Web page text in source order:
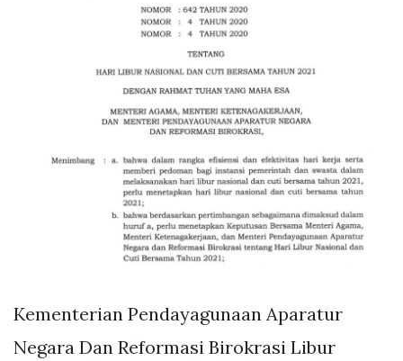
Kementerian Pendayagunaan Aparatur
Negara Dan Reformasi Birokrasi Libur